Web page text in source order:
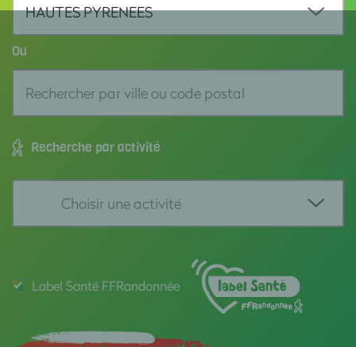
AIN
ALPES MARITIMES
ARIEGE
Ou
Recherche par activité
Facile (= promenades, bien-être et santé...)
Label Santé FFRandonnée